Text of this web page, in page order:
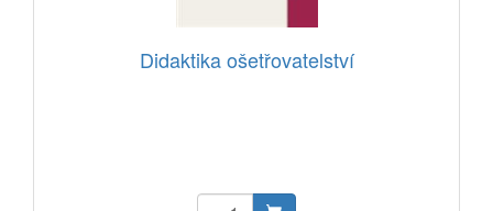
Didaktika ošetřovatelství